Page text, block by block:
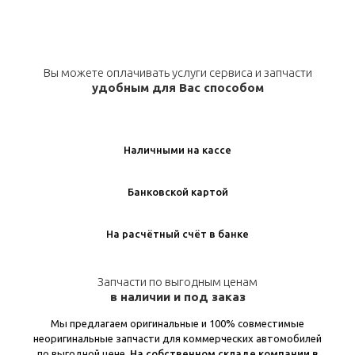
Вы можете оплачивать услуги сервиса и запчасти
удобным для Вас способом
Наличными на кассе
Банковской картой
На расчётный счёт в банке
Запчасти по выгодным ценам
в наличии и под заказ
Мы предлагаем оригинальные и 100% совместимые
неоригинальные запчасти для коммерческих автомобилей